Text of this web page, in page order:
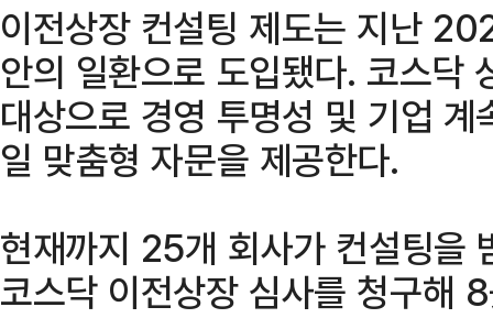
이전상장 컨설팅 제도는 지난
안의 일환으로 도입됐다. 코스닥
대상으로 경영 투명성 및 기업
일 맞춤형 자문을 제공한다.
현재까지 25개 회사가 컨설팅을
코스닥 이전상장 심사를 청구해